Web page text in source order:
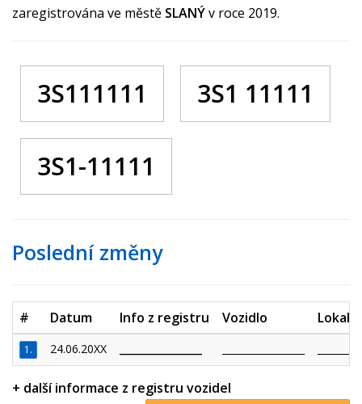
zaregistrována ve městě SLANÝv roce 2019.
3S111111 3S1 11111
3S1-11111
Poslední změny
# Datum Info z registru Vozidlo
1. 24.06.20XX
+ další informace z registru vozidel